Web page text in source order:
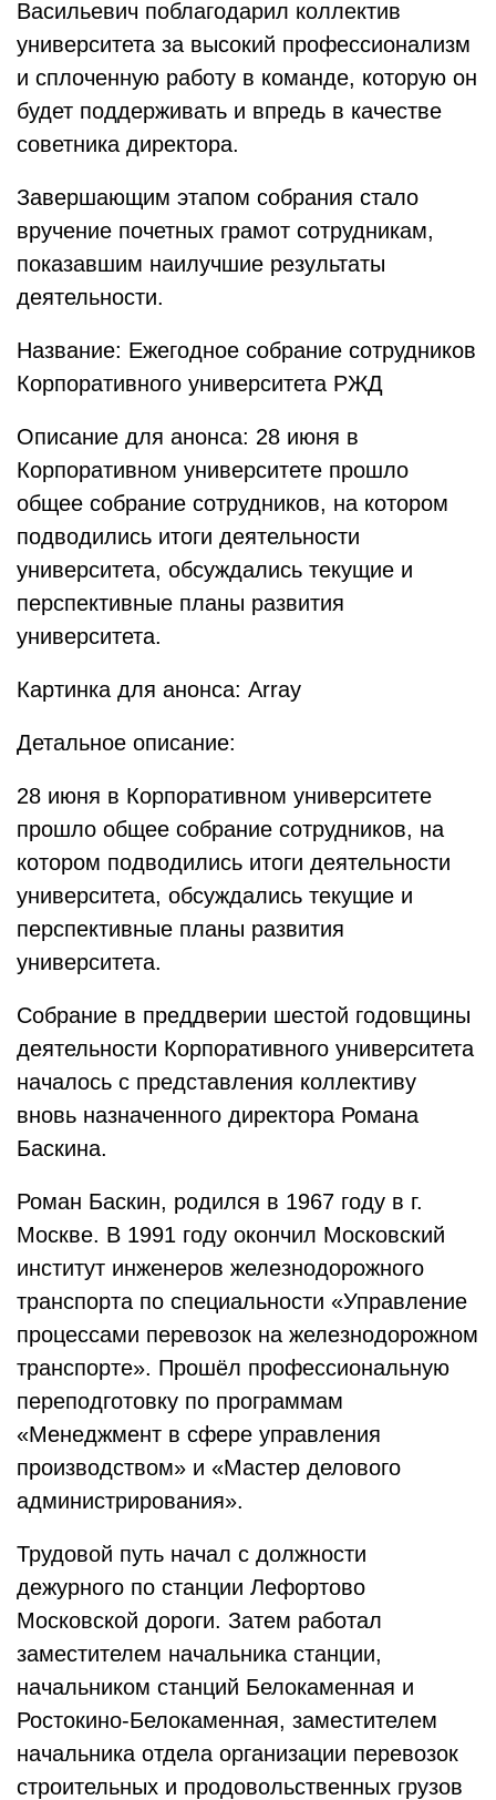
Васильевич поблагодарил коллектив
университета за высокий профессионализм
и сплоченную работу в команде, которую он
будет поддерживать и впредь в качестве
советника директора.
Завершающим этапом собрания стало
вручение почетных грамот сотрудникам,
показавшим наилучшие результаты
деятельности.
Название: Ежегодное собрание сотрудников
Корпоративного университета РЖД
Описание для анонса: 28 июня в
Корпоративном университете прошло
общее собрание сотрудников, на котором
подводились итоги деятельности
университета, обсуждались текущие и
перспективные планы развития
университета.
Картинка для анонса: Array
Детальное описание:
28 июня в Корпоративном университете
прошло общее собрание сотрудников, на
котором подводились итоги деятельности
университета, обсуждались текущие и
перспективные планы развития
университета.
Собрание в преддверии шестой годовщины
деятельности Корпоративного университета
началось с представления коллективу
вновь назначенного директора Романа
Баскина.
Роман Баскин, родился в 1967 году в г.
Москве. В 1991 году окончил Московский
институт инженеров железнодорожного
транспорта по специальности «Управление
процессами перевозок на железнодорожном
транспорте». Прошёл профессиональную
переподготовку по программам
«Менеджмент в сфере управления
производством» и «Мастер делового
администрирования».
Трудовой путь начал с должности
дежурного по станции Лефортово
Московской дороги. Затем работал
заместителем начальника станции,
начальником станций Белокаменная и
Ростокино-Белокаменная, заместителем
начальника отдела организации перевозок
строительных и продовольственных грузов